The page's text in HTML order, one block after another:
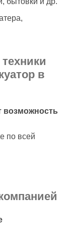
в
возможность
по всей